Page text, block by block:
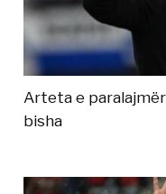
Arteta e
bisha